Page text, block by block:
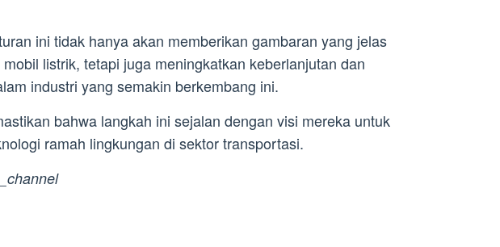
ini tidak hanya akan memberikan gambaran yang jelas
listrik, tetapi juga meningkatkan keberlanjutan dan
industri yang semakin berkembang ini.
bahwa langkah ini sejalan dengan visi mereka untuk
ramah lingkungan di sektor transportasi.